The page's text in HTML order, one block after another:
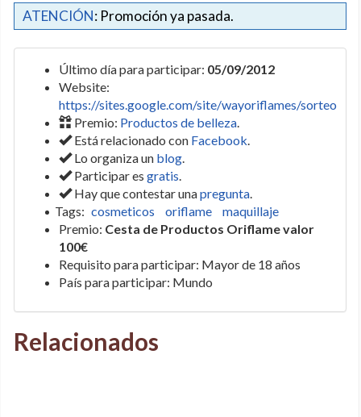
ATENCIÓN: Promoción ya pasada.
Último día para participar: 05/09/2012
Website:
https://sites.google.com/site/wayoriflames/sorteo
Premio: Productos de belleza.
Está relacionado con Facebook.
Lo organiza un blog.
Participar es gratis.
Hay que contestar unapregunta.
Tags: cosmeticos oriflame
maquillaje
Premio: Cesta de Productos Oriflame valor
100€
Requisito para participar: Mayor de 18 años
País para participar: Mundo
Relacionados